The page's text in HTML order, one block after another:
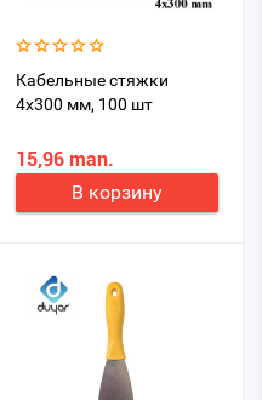
Кабельные стяжки
4x300 мм, 100 шт
15,96 man.
В корзину